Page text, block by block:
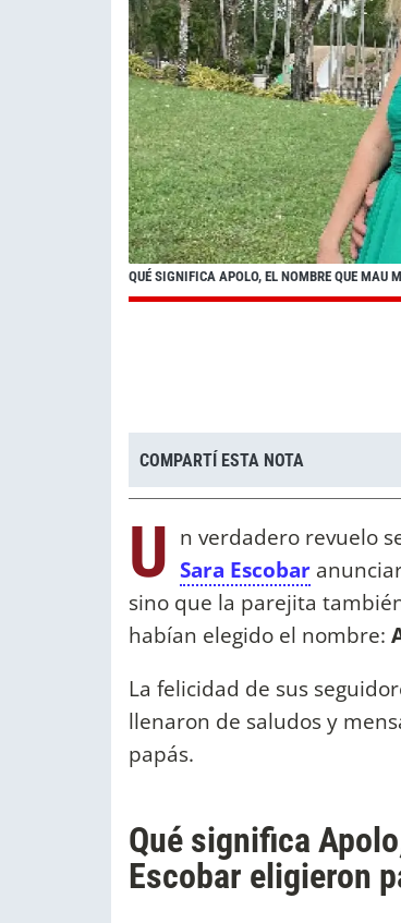
QUÉ SIGNIFICA APOLO, EL NOMBRE QUE MAU
COMPARTÍ ESTA NOTA
U n verdadero revuelo
Sara Escobar
sino que la parejita
habían elegido el nombre:
La felicidad de sus
llenaron de saludos y
papás.
Qué significa
Escobar eligieron